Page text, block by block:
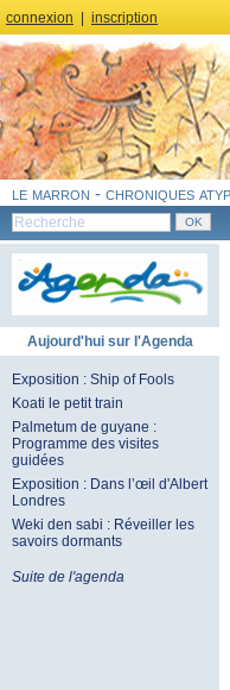
connexion inscription
le marron - chroniques
Aujourd'hui sur l'Agenda
Exposition : Ship of Fools
Koati le petit train
Palmetum de guyane :
Programme des visites
guidées
Exposition : Dans l’œil d'Albert
Londres
Weki den sabi : Réveiller les
savoirs dormants
Suite de l'agenda